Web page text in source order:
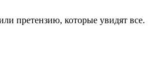
претензию, которые увидят все.